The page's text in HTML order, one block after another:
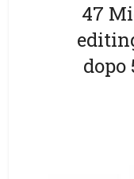
47
dopo